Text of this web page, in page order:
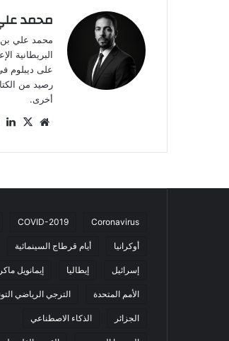
محمد
على ديبلوم
أخرى.
موقع‫X
Coronavirus
COVID-2019
أوكرانيا أيام قرطاج السينمائية
إسرائيل إيطاليا إيمانويل
الأمم المتحدة الترجي الرياضي
الجزائر الذكاء الاصطناعي